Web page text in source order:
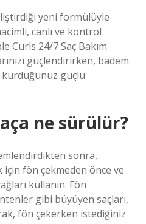
yeni formülüyle
canlı ve kontrol
Curls 24/7 Saç Bakım
güçlendirirken, badem
kurduğunuz güçlü
ne sürülür?
sonra,
fön çekmeden önce ve
kullanın. Fön
gibi büyüyen saçları,
fön çekerken istediğiniz